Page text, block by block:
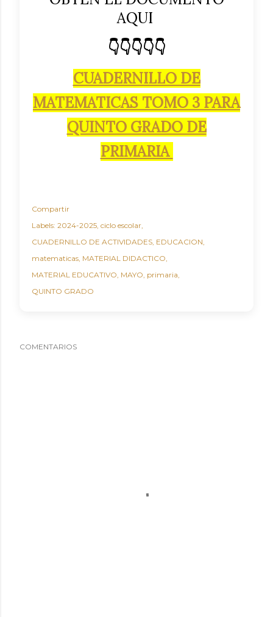
AQUI
👇👇👇👇👇
CUADERNILLO DE
MATEMATICAS TOMO 3 PARA
QUINTO GRADO DE
PRIMARIA
Compartir
Labels: 2024-2025 ciclo escolar
CUADERNILLO DE ACTIVIDADES EDUCACION
matematicas MATERIAL DIDACTICO
MATERIAL EDUCATIVO MAYO primaria
QUINTO GRADO
COMENTARIOS